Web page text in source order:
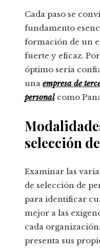
Cada paso se
fundamento
formación de un
fuerte y eficaz.
óptimo sería
una empresa de
personal como
selección
Examinar las
de selección de
para identificar
mejor a las
cada
presenta sus